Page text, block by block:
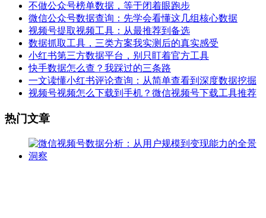
不做公众号榜单数据，等于闭着眼跑步
微信公众号数据查询：先学会看懂这几组核心数据
视频号提取视频工具：从最推荐到备选
数据抓取工具，三类方案我实测后的真实感受
小红书第三方数据平台，别只盯着官方工具
快手数据怎么查？我踩过的三条路
一文读懂小红书评论查询：从简单查看到深度数据挖掘
视频号视频怎么下载到手机？微信视频号下载工具推荐
热门文章